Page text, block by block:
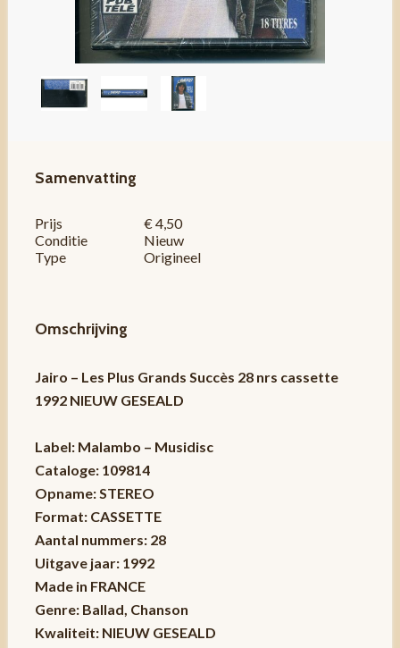
Samenvatting
Prijs
€ 4,50
Conditie
Nieuw
Type
Origineel
Omschrijving
Jairo – Les Plus Grands Succès 28 nrs cassette
1992 NIEUW GESEALD
Label: Malambo – Musidisc
Cataloge: 109814
Opname: STEREO
Format: CASSETTE
Aantal nummers: 28
Uitgave jaar: 1992
Made in FRANCE
Genre: Ballad, Chanson
Kwaliteit: NIEUW GESEALD